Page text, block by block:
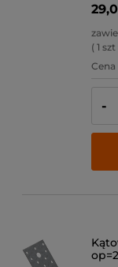
( 1 szt
-